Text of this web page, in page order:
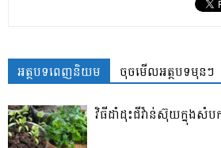
អត្ថបទពេញនិយម
ចុចមើលអត្ថបទមុនៗ
វិធីដាំដុះជីវ៉ាន់ស៊ុយក្នុងសំប